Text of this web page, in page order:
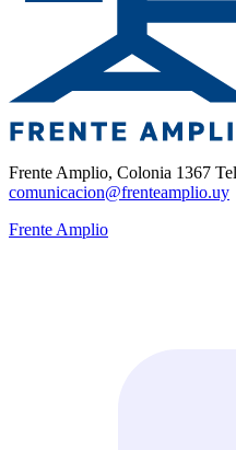
Frente Amplio, Colonia 1367
comunicacion@frenteamplio.uy
Frente Amplio